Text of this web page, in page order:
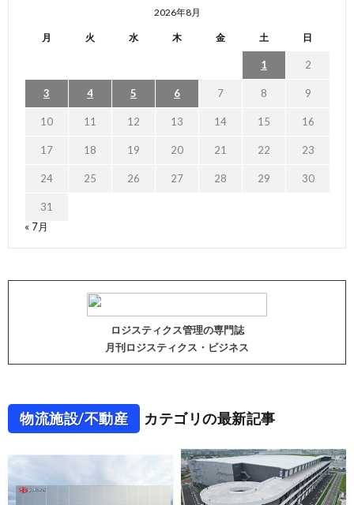
2026年8月
月 火 水 木 金 土 日
1 2
3 4 5 6 7 8 9
10 11 12 13 14 15 16
17 18 19 20 21 22 23
24 25 26 27 28 29 30
31
« 7月
ロジスティクス管理の専門誌
月刊ロジスティクス・ビジネス
物流施設/不動産 カテゴリの最新記事